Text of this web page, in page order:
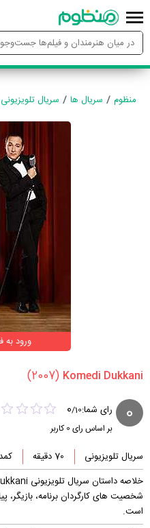
منظوم سریال ها سریال تلویزیونی Komedi Dukkani (2007)
ورود به
(2007)
0 رای شما: 0/10
بر اساس رای 0کاربر
سریال تلویزیونی 70 دقیقه
خلاصه داستان سریال تلویزیونی Komedi Dukkani
شخصیت های کارگردان برنامه، بازیگر،
است.